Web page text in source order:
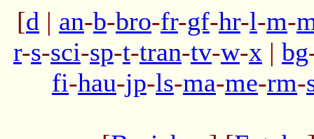
[d | an-b-bro-fr-gf-hr-l-m-
r-s-sci-sp-t-tran-tv-w-x | bg
fi-hau-jp-ls-ma-me-rm-